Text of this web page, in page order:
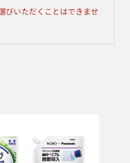
びいただくことはできませ